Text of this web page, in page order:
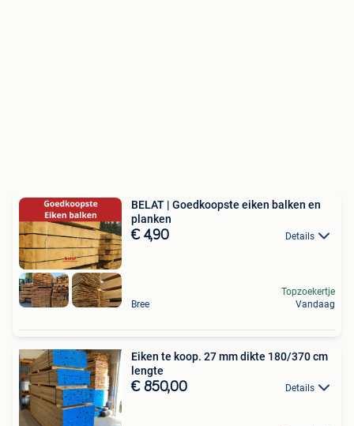
BELAT | Goedkoopste eiken balken en
planken
€ 4,90 Details
Bree
Topzoekertje
Vandaag
Eiken te koop. 27 mm dikte 180/370 cm
lengte
€ 850,00 Details